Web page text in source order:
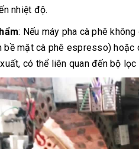
nhiệt độ.
: Nếu máy pha cà phê
mặt cà phê espresso) hoặc
có thể liên quan đến bộ